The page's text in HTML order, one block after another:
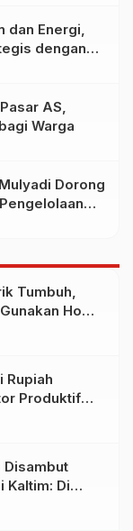
dan Energi,
dengan
AS,
Warga
Dorong
Tumbuh,
Home
Rupiah
Produktif
Disambut
Kaltim: Di
Langit